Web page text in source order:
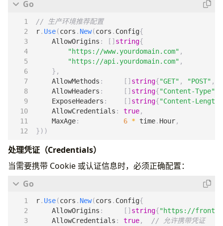
// 生产环境推荐配置
r. Use(cors . New(cors . Config{
AllowOrigins : [] string{
"https://www.yourdomain.com" ,
"https://api.yourdomain.com" ,
},
AllowMethods : [] string{"GET" , "POST" ,
AllowHeaders : [] string{"Content-Type"
ExposeHeaders : [] string{"Content-Length"
AllowCredentials : true,
MaxAge: 6 * time. Hour,
}))
处理凭证（Credentials）
当需要携带 Cookie 或认证信息时，必须正确配置：
r. Use(cors . New(cors . Config{
AllowOrigins : [] string{"https://
AllowCredentials : true,
// 允许携带凭证